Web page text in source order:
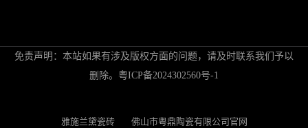
免责声明：本站如果有涉及版权方面的问题，请及时联系我们予以
删除。 粤ICP备2024302560号-1
雅施兰黛瓷砖 佛山市粤鼎陶瓷有限公司官网